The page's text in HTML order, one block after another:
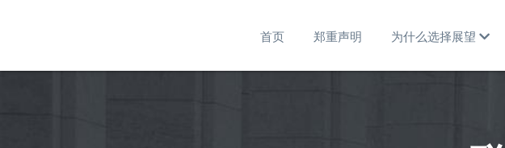
首页 郑重声明 为什么选择展望